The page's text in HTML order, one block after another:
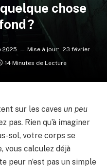
chose
?
2025 Mise à jour: 23 février
14 Minutes de Lecture
sur les caves un peu
pas. Rien qu’à imaginer
sol, votre corps se
vous calculez déjà
peur n’est pas un simple